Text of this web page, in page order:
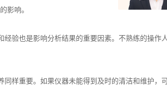
影响。
也是影响分析结果的重要因素。不熟练的操作
重要。如果仪器未能得到及时的清洁和维护，